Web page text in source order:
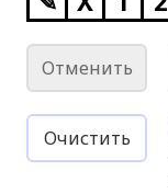
Отменить
Очистить